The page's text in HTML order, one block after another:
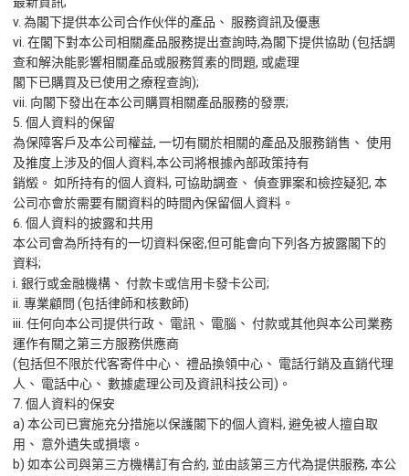
v. 為閣下提供本公司合作伙伴的產品、 服務資訊及優惠
vi. 在閣下對本公司相關產品服務提出查詢時,為閣下提供協助 (包括調
查和解決能影響相關產品或服務質素的問題, 或處理
閣下已購買及已使用之療程查詢);
vii. 向閣下發出在本公司購買相關產品服務的發票;
5. 個人資料的保留
為保障客戶及本公司權益, 一切有關於相關的產品及服務銷售、 使用
及推度上涉及的個人資料,本公司將根據內部政策持有
銷燬。 如所持有的個人資料, 可協助調查、 偵查罪案和檢控疑犯, 本
公司亦會於需要有關資料的時間內保留個人資料。
6. 個人資料的披露和共用
本公司會為所持有的一切資料保密,但可能會向下列各方披露閣下的
資料;
i. 銀行或金融機構、 付款卡或信用卡發卡公司;
ii. 專業顧問 (包括律師和核數師)
iii. 任何向本公司提供行政、 電訊、 電腦、 付款或其他與本公司業務
運作有關之第三方服務供應商
(包括但不限於代客寄件中心、 禮品換領中心、 電話行銷及直銷代理
人、 電話中心、 數據處理公司及資訊科技公司)。
7. 個人資料的保安
a) 本公司已實施充分措施以保護閣下的個人資料, 避免被人擅自取
用、 意外遺失或損壞。
b) 如本公司與第三方機構訂有合約, 並由該第三方代為提供服務, 本公